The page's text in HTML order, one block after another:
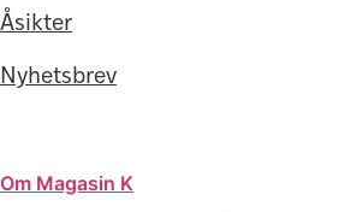
Åsikter
Nyhetsbrev
Om Magasin K